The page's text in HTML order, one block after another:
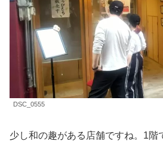
DSC_0555
少し和の趣がある店舗ですね。1階